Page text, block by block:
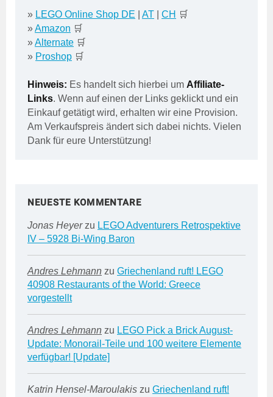
» LEGO Online Shop DE AT CH 🛒
»Amazon 🛒
»Alternate 🛒
» Proshop 🛒
Hinweis: Es handelt sich hierbei um Affiliate-
Links. Wenn auf einen der Links geklickt und ein
Einkauf getätigt wird, erhalten wir eine Provision.
Am Verkaufspreis ändert sich dabei nichts. Vielen
Dank für eure Unterstützung!
NEUESTE KOMMENTARE
Jonas Heyerzu LEGO Adventurers Retrospektive
IV – 5928 Bi-Wing Baron
Andres Lehmann zu Griechenland ruft! LEGO
40908 Restaurants of the World: Greece
vorgestellt
Andres Lehmann zu LEGO Pick a Brick August-
Update: Monorail-Teile und 100 weitere Elemente
verfügbar! [Update]
Katrin Hensel-Maroulakis zu Griechenland ruft!